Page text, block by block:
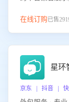
在线订购已售
星环
京东 | 抖音 |